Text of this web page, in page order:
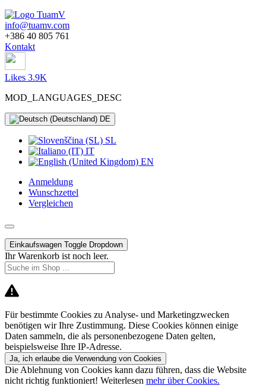
info@tuamv.com
+386 40 805 761
Kontakt
Likes 3.9K
MOD_LANGUAGES_DESC
DE
SL
IT
EN
Anmeldung
Wunschzettel
Vergleichen
Einkaufswagen Toggle Dropdown
Ihr Warenkorb ist noch leer.
Für bestimmte Cookies zu Analyse- und Marketingzwecken
benötigen wir Ihre Zustimmung. Diese Cookies können einige
Daten sammeln, die als personenbezogene Daten gelten,
beispielsweise Ihre IP-Adresse.
Ja, ich erlaube die Verwendung von Cookies
Die Ablehnung von Cookies kann dazu führen, dass die Website
nicht richtig funktioniert! Weiterlesen mehr über Cookies.